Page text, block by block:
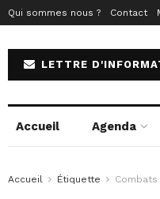
Qui sommes nous ? Contact
LETTRE
Accueil Agenda
Accueil Étiquette Combats